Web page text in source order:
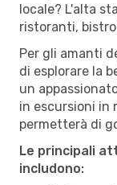
locale? L'alta
ristoranti,
Per gli amanti
di esplorare la
un
in escursioni in
permetterà di
Le principali
includono: